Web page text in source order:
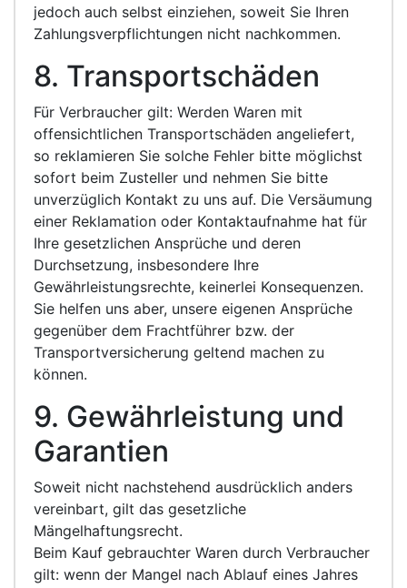
jedoch auch selbst einziehen, soweit Sie Ihren
Zahlungsverpflichtungen nicht nachkommen.
8. Transportschäden
Für Verbraucher gilt: Werden Waren mit
offensichtlichen Transportschäden angeliefert,
so reklamieren Sie solche Fehler bitte möglichst
sofort beim Zusteller und nehmen Sie bitte
unverzüglich Kontakt zu uns auf. Die Versäumung
einer Reklamation oder Kontaktaufnahme hat für
Ihre gesetzlichen Ansprüche und deren
Durchsetzung, insbesondere Ihre
Gewährleistungsrechte, keinerlei Konsequenzen.
Sie helfen uns aber, unsere eigenen Ansprüche
gegenüber dem Frachtführer bzw. der
Transportversicherung geltend machen zu
können.
9. Gewährleistung und
Garantien
Soweit nicht nachstehend ausdrücklich anders
vereinbart, gilt das gesetzliche
Mängelhaftungsrecht.
Beim Kauf gebrauchter Waren durch Verbraucher
gilt: wenn der Mangel nach Ablauf eines Jahres